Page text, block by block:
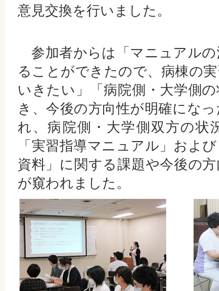
意見交換を行いました。
参加者からは「マニュアル
ることができたので、病棟の
いきたい」「病院側・大学側
き、今後の方向性が明確にな
れ、病院側・大学側双方の状
「実習指導マニュアル」およ
資料」に関する課題や今後の
が窺われました。